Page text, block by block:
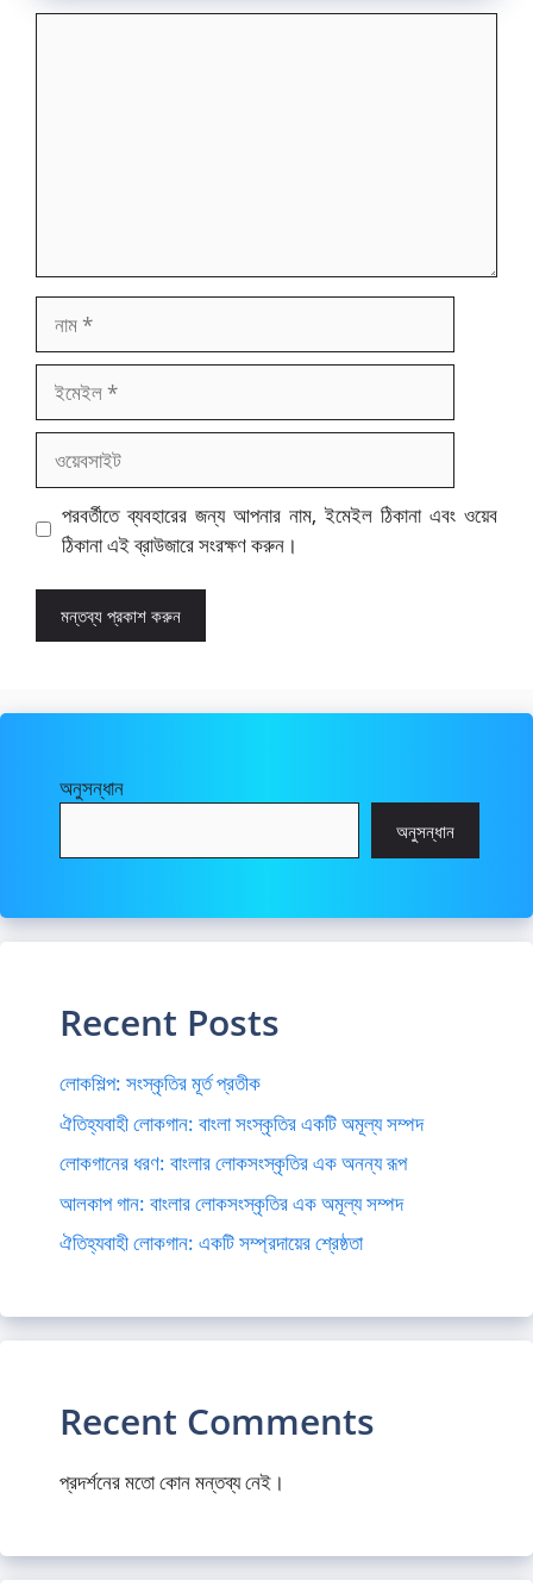
ইমেইল
পরবর্তীতে ব্যবহারের জন্য আপনার নাম, ইমেইল ঠিকানা এবং ওয়েব
ঠিকানা এই ব্রাউজারে সংরক্ষণ করুন।
অনুসন্ধান
অনুসন্ধান
Recent Posts
লোকশিল্প: সংস্কৃতির মূর্ত প্রতীক
ঐতিহ্যবাহী লোকগান: বাংলা সংস্কৃতির একটি অমূল্য সম্পদ
লোকগানের ধরণ: বাংলার লোকসংস্কৃতির এক অনন্য রূপ
আলকাপ গান: বাংলার লোকসংস্কৃতির এক অমূল্য সম্পদ
ঐতিহ্যবাহী লোকগান: একটি সম্প্রদায়ের শ্রেষ্ঠতা
Recent Comments
প্রদর্শনের মতো কোন মন্তব্য নেই।